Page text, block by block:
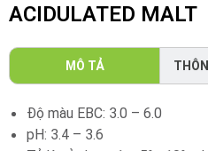
ACIDULATED MALT
MÔ TẢ
Độ màu EBC: 3.0 – 6.0
pH: 3.4 – 3.6